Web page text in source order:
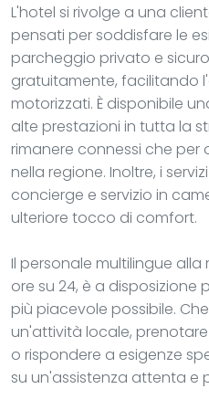
L'hotel si rivolge a una
pensati per soddisfare le
parcheggio privato e
gratuitamente, facilitando
motorizzati. È disponibile
alte prestazioni in tutta la
rimanere connessi che per
nella regione. Inoltre, i
concierge e servizio in
ulteriore tocco di comfort.
Il personale multilingue
ore su 24, è a disposizione
più piacevole possibile.
un'attività locale,
o rispondere a esigenze
su un'assistenza attenta e